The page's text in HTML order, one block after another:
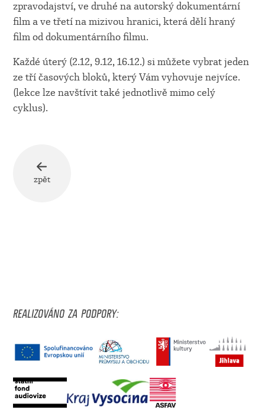
zpravodajství, ve druhé na autorský dokumentární
film a ve třetí na mizivou hranici, která dělí hraný
film od dokumentárního filmu.
Každé úterý (2.12, 9.12, 16.12.) si můžete vybrat jeden
ze tří časových bloků, který Vám vyhovuje nejvíce.
(lekce lze navštívit také jednotlivě mimo celý
cyklus).
zpět
REALIZOVÁNO ZA PODPORY: